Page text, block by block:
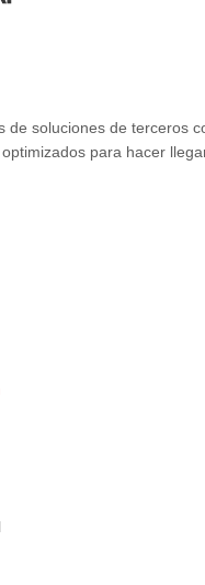
soluciones de terceros
para hacer